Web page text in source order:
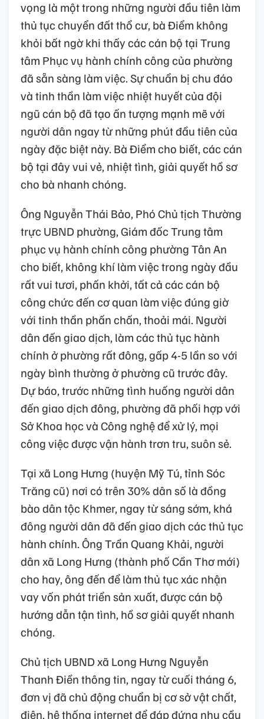
vọng là một trong những người đầu tiên làm
thủ tục chuyển đất thổ cư, bà Điểm không
khỏi bất ngờ khi thấy các cán bộ tại Trung
tâm Phục vụ hành chính công của phường
đã sẵn sàng làm việc. Sự chuẩn bị chu đáo
và tinh thần làm việc nhiệt huyết của đội
ngũ cán bộ đã tạo ấn tượng mạnh mẽ với
người dân ngay từ những phút đầu tiên của
ngày đặc biệt này. Bà Điểm cho biết, các cán
bộ tại đây vui vẻ, nhiệt tình, giải quyết hồ sơ
cho bà nhanh chóng.
Ông Nguyễn Thái Bảo, Phó Chủ tịch Thường
trực UBND phường, Giám đốc Trung tâm
phục vụ hành chính công phường Tân An
cho biết, không khí làm việc trong ngày đầu
rất vui tươi, phấn khởi, tất cả các cán bộ
công chức đến cơ quan làm việc đúng giờ
với tinh thần phấn chấn, thoải mái. Người
dân đến giao dịch, làm các thủ tục hành
chính ở phường rất đông, gấp 4-5 lần so với
ngày bình thường ở phường cũ trước đây.
Dự báo, trước những tình huống người dân
đến giao dịch đông, phường đã phối hợp với
Sở Khoa học và Công nghệ để xử lý, mọi
công việc được vận hành trơn tru, suôn sẻ.
Tại xã Long Hưng (huyện Mỹ Tú, tỉnh Sóc
Trăng cũ) nơi có trên 30% dân số là đồng
bào dân tộc Khmer, ngay từ sáng sớm, khá
đông người dân đã đến giao dịch các thủ tục
hành chính. Ông Trần Quang Khải, người
dân xã Long Hưng (thành phố Cần Thơ mới)
cho hay, ông đến để làm thủ tục xác nhận
vay vốn phát triển sản xuất, được cán bộ
hướng dẫn tận tình, hồ sơ giải quyết nhanh
chóng.
Chủ tịch UBND xã Long Hưng Nguyễn
Thanh Điền thông tin, ngay từ cuối tháng 6,
đơn vị đã chủ động chuẩn bị cơ sở vật chất,
điện, hệ thống internet để đáp đứng nhu cầu